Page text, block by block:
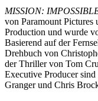
MISSION:
von Paramount Pictures
Production und wurde
Basierend auf der
Drehbuch von
der Thriller von Tom
Executive Producer
Granger und Chris